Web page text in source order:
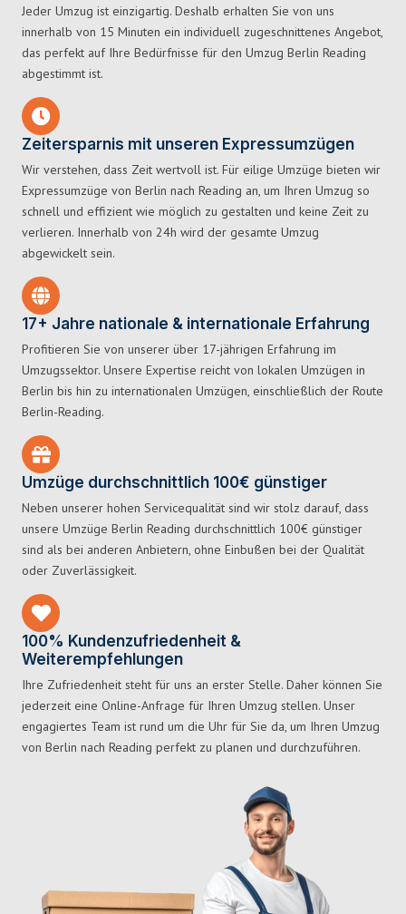
Jeder Umzug ist einzigartig. Deshalb erhalten Sie von uns
innerhalb von 15 Minuten ein individuell zugeschnittenes Angebot,
das perfekt auf Ihre Bedürfnisse für den Umzug Berlin Reading
abgestimmt ist.
Zeitersparnis mit unseren Expressumzügen
Wir verstehen, dass Zeit wertvoll ist. Für eilige Umzüge bieten wir
Expressumzüge von Berlin nach Reading an, um Ihren Umzug so
schnell und effizient wie möglich zu gestalten und keine Zeit zu
verlieren. Innerhalb von 24h wird der gesamte Umzug
abgewickelt sein.
17+ Jahre nationale & internationale Erfahrung
Profitieren Sie von unserer über 17-jährigen Erfahrung im
Umzugssektor. Unsere Expertise reicht von lokalen Umzügen in
Berlin bis hin zu internationalen Umzügen, einschließlich der Route
Berlin-Reading.
Umzüge durchschnittlich 100€ günstiger
Neben unserer hohen Servicequalität sind wir stolz darauf, dass
unsere Umzüge Berlin Reading durchschnittlich 100€ günstiger
sind als bei anderen Anbietern, ohne Einbußen bei der Qualität
oder Zuverlässigkeit.
100% Kundenzufriedenheit &
Weiterempfehlungen
Ihre Zufriedenheit steht für uns an erster Stelle. Daher können Sie
jederzeit eine Online-Anfrage für Ihren Umzug stellen. Unser
engagiertes Team ist rund um die Uhr für Sie da, um Ihren Umzug
von Berlin nach Reading perfekt zu planen und durchzuführen.